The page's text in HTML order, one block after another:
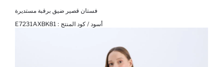
فستان قصير ضيق برقبة مستديرة
أسود / كود المنتج : E7231AXBK81